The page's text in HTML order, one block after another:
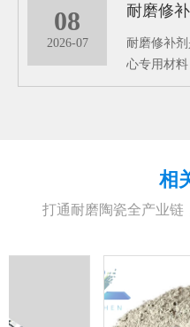
的核心耐
性和使用
配件。
08
2026-07
耐磨修补
心专用材料
冲刷、磨
相
打通耐磨陶瓷全产业链